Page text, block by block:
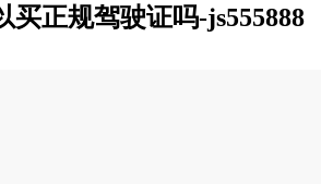
买正规驾驶证吗-js555888